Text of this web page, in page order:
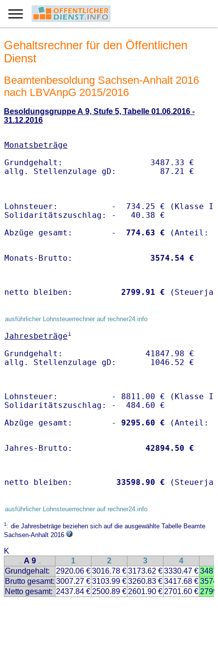
Gehaltsrechner für den Öffentlichen
Dienst
Beamtenbesoldung Sachsen-Anhalt 2016
nach LBVAnpG 2015/2016
Besoldungsgruppe A 9, Stufe 5, Tabelle 01.06.2016 -
31.12.2016
Monatsbeträge
Grundgehalt:                  3487.33 €
Lohnsteuer:           -  734.25 € (Klasse I)
Solidaritätszuschlag: -   40.38 €
Abzüge gesamt:        -
  774.63 €
Monats-Brutto: 3574.54 €
netto bleiben: 2799.91 €
ausführlicher Lohnsteuerrechner auf rechner24.info
Jahresbeträge1
Grundgehalt:                 41847.98 €
Lohnsteuer:           - 8811.00 € (Klasse I)
Solidaritätszuschlag: -  484.60 €
Abzüge gesamt:        -
9295.60 €
Jahres-Brutto: 42894.50 €
netto bleiben: 33598.90 €
ausführlicher Lohnsteuerrechner auf rechner24.info
1: die Jahresbeträge beziehen sich auf die ausgewählte Tabelle Beamte
Sachsen-Anhalt 2016
K
.. A 9 .. 1 2 3 4
Grundgehalt:
2920.06 €3016.78 €3173.62 €3330.47 €
Brutto gesamt: 3007.27 €3103.99 €3260.83 €3417.68 €
Netto gesamt: 2437.84 € 2500.89 € 2601.90 € 2701.60 €